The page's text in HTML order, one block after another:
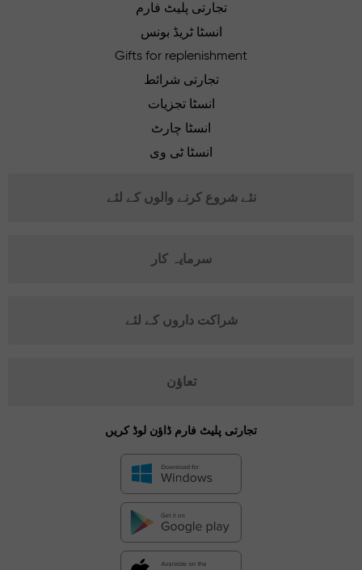
تجارتی پلیٹ فارم
انسٹا ٹریڈ بونس
Gifts for replenishment
تجارتی شرائط
انسٹا تجزیات
انسٹا چارٹ
انسٹا ٹی وی
نئے شروع کرنے والوں کے لئے
سرمایہ کار
شراکت داروں کے لئے
تعاؤن
تجارتی پلیٹ فارم ڈاؤن لوڈ کریں